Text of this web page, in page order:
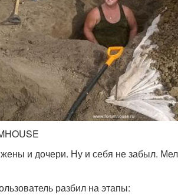
и дочери. Ну и себя не забыл.
разбил на этапы: